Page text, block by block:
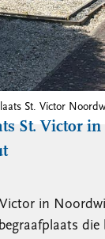
St. Victor
St. Victor in
in